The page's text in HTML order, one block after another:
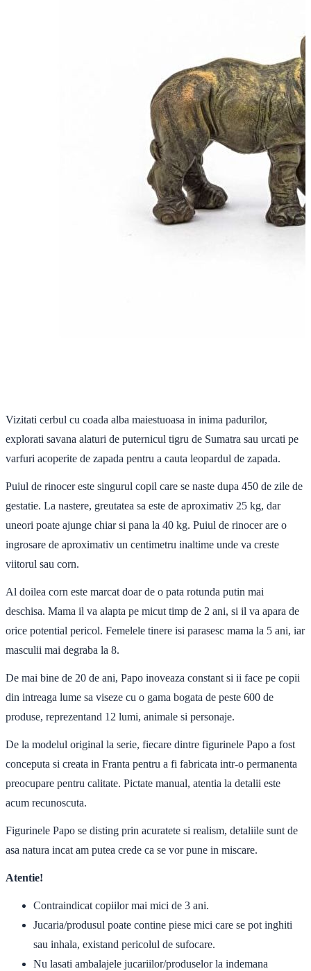
Vizitati cerbul cu coada alba maiestuoasa in inima padurilor,
explorati savana alaturi de puternicul tigru de Sumatra sau urcati pe
varfuri acoperite de zapada pentru a cauta leopardul de zapada.
Puiul de rinocer este singurul copil care se naste dupa 450 de zile de
gestatie. La nastere, greutatea sa este de aproximativ 25 kg, dar
uneori poate ajunge chiar si pana la 40 kg. Puiul de rinocer are o
ingrosare de aproximativ un centimetru inaltime unde va creste
viitorul sau corn.
Al doilea corn este marcat doar de o pata rotunda putin mai
deschisa. Mama il va alapta pe micut timp de 2 ani, si il va apara de
orice potential pericol. Femelele tinere isi parasesc mama la 5 ani, iar
masculii mai degraba la 8.
De mai bine de 20 de ani, Papo inoveaza constant si ii face pe copii
din intreaga lume sa viseze cu o gama bogata de peste 600 de
produse, reprezentand 12 lumi, animale si personaje.
De la modelul original la serie, fiecare dintre figurinele Papo a fost
conceputa si creata in Franta pentru a fi fabricata intr-o permanenta
preocupare pentru calitate. Pictate manual, atentia la detalii este
acum recunoscuta.
Figurinele Papo se disting prin acuratete si realism, detaliile sunt de
asa natura incat am putea crede ca se vor pune in miscare.
Atentie!
Contraindicat copiilor mai mici de 3 ani.
Jucaria/produsul poate contine piese mici care se pot inghiti
sau inhala, existand pericolul de sufocare.
Nu lasati ambalajele jucariilor/produselor la indemana